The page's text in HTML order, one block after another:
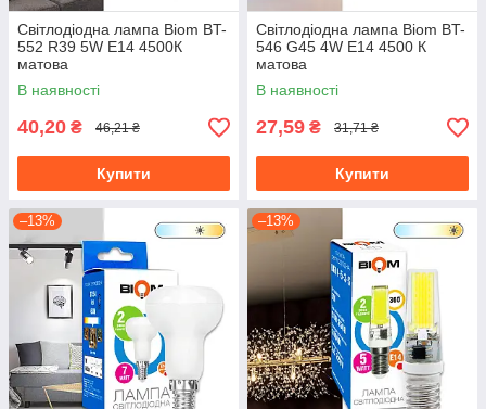
Світлодіодна лампа Biom BT-
552 R39 5W E14 4500К
матова
В наявності
40,20 ₴ 46,21 ₴
Купити
Світлодіодна лампа Biom BT-
546 G45 4W E14 4500 К
матова
В наявності
27,59 ₴ 31,71 ₴
Купити
–13% –13%